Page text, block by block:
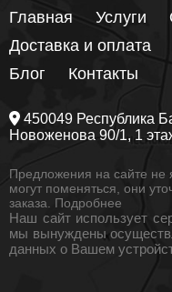
Главная Услуги
Доставка и оплата
Блог
Контакты
450049 Республика
Новоженова 90/1, 1
Предложения на сайте
могут поменяться, они
заказа. Подробнее
Наш сайт использует
мы вынуждены
данных о Вашем